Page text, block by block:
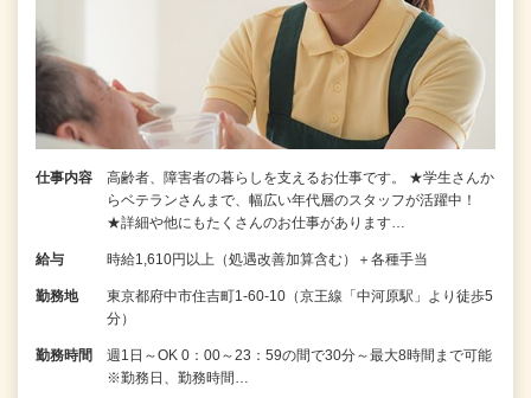
仕事内容
高齢者、障害者の暮らしを支えるお仕事です。 ★学生さんか
らベテランさんまで、幅広い年代層のスタッフが活躍中！
★詳細や他にもたくさんのお仕事があります…
給与 時給1,610円以上（処遇改善加算含む）＋各種手当
勤務地
東京都府中市住吉町1-60-10（京王線「中河原駅」より徒歩5
分）
勤務時間
週1日～OK 0：00～23：59の間で30分～最大8時間まで可能
※勤務日、勤務時間…